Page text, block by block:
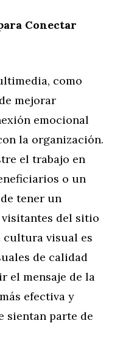
Conectar
como
mejorar
emocional
la organización.
el trabajo en
o un
tener un
del sitio
cultura visual es
de calidad
el mensaje de la
efectiva y
sientan parte de